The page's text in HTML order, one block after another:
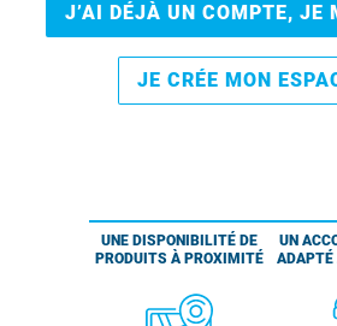
J’AI DÉJÀ UN COMPTE, JE
JE CRÉE MON
UNE DISPONIBILITÉ DE
PRODUITS À PROXIMITÉ
UN
ADAPTÉ